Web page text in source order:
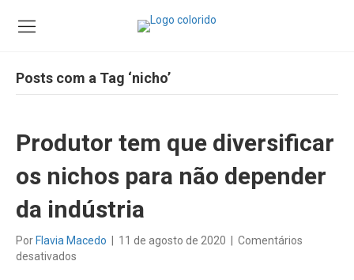
Posts com a Tag ‘nicho’
Produtor tem que diversificar
os nichos para não depender
da indústria
Por Flavia Macedo 11 de agosto de 2020
Comentários
desativados